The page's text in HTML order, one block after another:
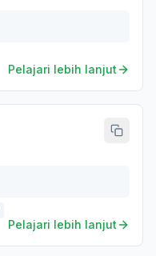
Pelajari lebih lanjut
Pelajari lebih lanjut